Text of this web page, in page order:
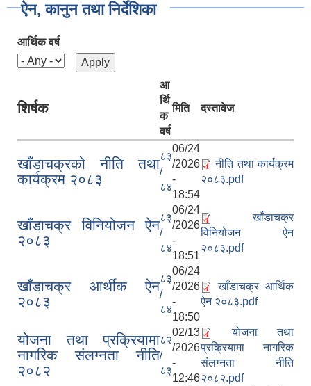
ऐन, कानुन तथा निर्देशिका
आर्थिक वर्ष
शिर्षक
आ
र्थि
क
वर्ष
मिति दस्तावेज
खाँडाचक्रको नीति तथा
कार्यक्रम २०८३
८३
/
८४
06/24
/2026
-
18:54
नीति तथा कार्यक्रम
२०८३.pdf
खाँडाचक्र विनियोजन ऐन
२०८३
८३
/
८४
06/24
/2026
-
18:51
खाँडाचक्र
विनियोजन ऐन
२०८३.pdf
खाँडाचक्र आर्थीक ऐन
२०८३
८३
/
८४
06/24
/2026
-
18:50
खाँडाचक्र आर्थिक
ऐन २०८३.pdf
योजना तथा प्रक्रियामा
नागरिक संलग्नता नीति
२०८२
८२
/
८३
02/13
/2026
-
12:46
योजना तथा
प्रक्रियामा नागरिक
संलग्नता नीति
२०८२.pdf